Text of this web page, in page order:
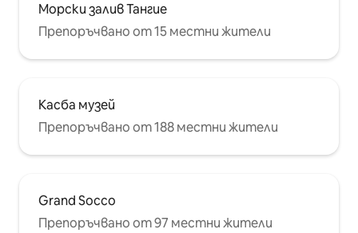
Морски залив Тангие
Препоръчвано от 15 местни жители
Касба музей
Препоръчвано от 188 местни жители
Grand Socco
Препоръчвано от 97 местни жители